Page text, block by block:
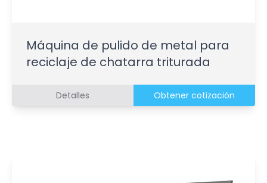
Máquina de pulido de metal para
reciclaje de chatarra triturada
Detalles Obtener cotización